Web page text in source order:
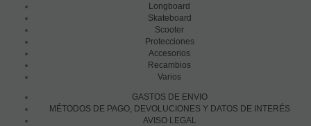
Longboard
Skateboard
Scooter
Protecciones
Accesorios
Recambios
Varios
GASTOS DE ENVIO
MÉTODOS DE PAGO, DEVOLUCIONES Y DATOS DE INTERÉS
AVISO LEGAL